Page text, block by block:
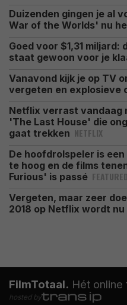
Duizenden gingen je al
War of the Worlds' nu
Goed voor $1,31
staat gewoon voor je
Vanavond kijk je op TV
vergeten en explosieve
Netflix verrast vandaag
'The Last House' die
gaat trekken NETFLIX
De hoofdrolspeler is
te hoog en de films
Furious' is passé FEATURED
Vergeten, maar zeer
2018 op Netflix wordt
FilmTotaal. Hét
hosted by